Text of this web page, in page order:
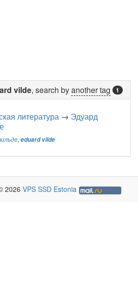
1
vilde, search byanother tag
литература → Эдуард
, eduard vilde
2026 VPS SSD Estonia